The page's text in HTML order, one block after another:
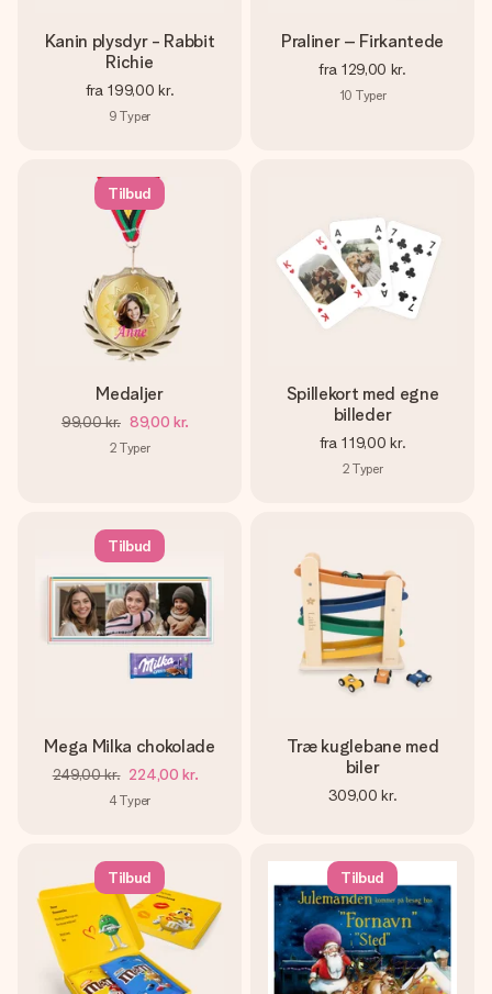
Kanin plysdyr - Rabbit
Richie
fra 199,00 kr.
9 Typer
Praliner – Firkantede
fra 129,00 kr.
10 Typer
Tilbud
Medaljer
99,00 kr. 89,00 kr.
2 Typer
Spillekort med egne
billeder
fra 119,00 kr.
2 Typer
Tilbud
Mega Milka chokolade
249,00 kr. 224,00 kr.
4Typer
Træ kuglebane med
biler
309,00 kr.
Tilbud Tilbud